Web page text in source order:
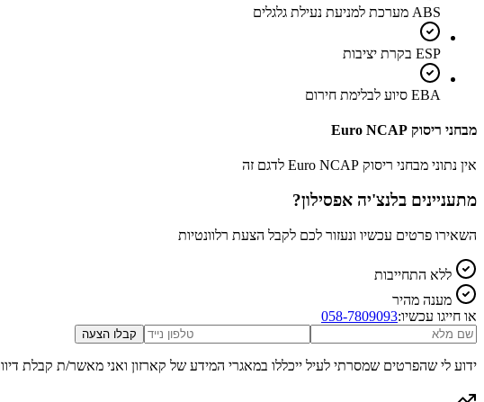
ABS מערכת למניעת נעילת גלגלים
ESP בקרת יציבות
EBA סיוע לבלימת חירום
מבחני ריסוק Euro NCAP
אין נתוני מבחני ריסוק Euro NCAP לדגם זה
מתעניינים בלנצ'יה אפסילון?
השאירו פרטים עכשיו ונעזור לכם לקבל הצעת רלוונטיות
ללא התחייבות
מענה מהיר
או חייגו עכשיו:058-7809093
קבלו הצעה
ידוע לי שהפרטים שמסרתי לעיל ייכללו במאגרי המידע של קארזון ואני מאשר/ת קבלת